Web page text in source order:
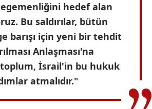
hedef alan
Bu saldırılar, bütün
barışı için yeni bir tehdit
Anlaşması'na
toplum, İsrail'in bu hukuk
atmalıdır."